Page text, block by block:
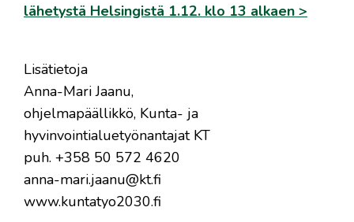
lähetystä Helsingistä 1.12. klo 13 alkaen >
Lisätietoja
Anna-Mari Jaanu,
ohjelmapäällikkö, Kunta- ja
hyvinvointialuetyönantajat KT
puh. +358 50 572 4620
anna-mari.jaanu@kt.fi
www.kuntatyo2030.fi